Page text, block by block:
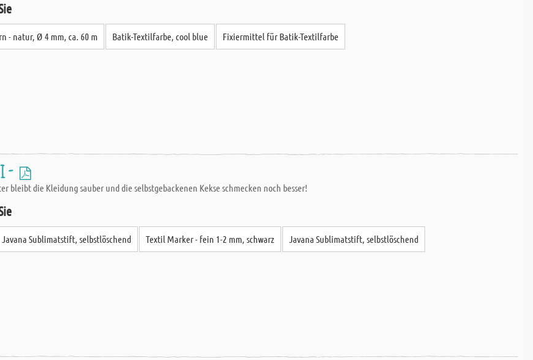
- natur, Ø 4 mm, ca. 60 m Batik-Textilfarbe, cool blue Fixiermittel für Batik-Textilfarbe
-
bleibt die Kleidung sauber und die selbstgebackenen Kekse schmecken noch besser!
Javana Sublimatstift, selbstlöschend Textil Marker - fein 1-2 mm, schwarz Javana Sublimatstift, selbstlöschend